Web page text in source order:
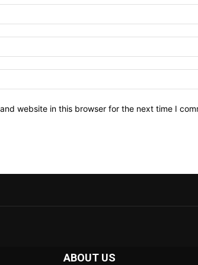
website in this browser for the next time I
ABOUT US